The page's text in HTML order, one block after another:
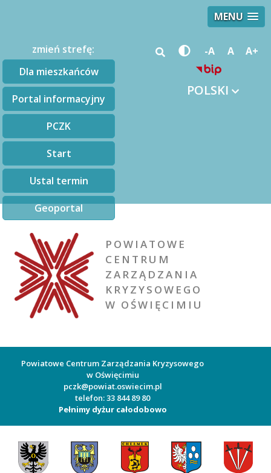
MENU
zmień strefę:
Dla mieszkańców
Portal informacyjny
PCZK
Start
Ustal termin
Geoportal
-A A A+
POLSKI
Powiatowe Centrum Zarządzania Kryzysowego
w Oświęcimiu
pczk@powiat.oswiecim.pl
telefon: 33 844 89 80
Pełnimy dyżur całodobowo
POWIATOWE
CENTRUM
ZARZĄDZANIA
KRYZYSOWEGO
W OŚWIĘCIMIU